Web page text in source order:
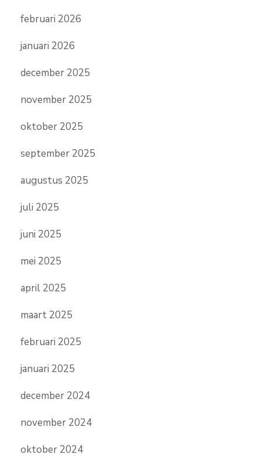
februari 2026
januari 2026
december 2025
november 2025
oktober 2025
september 2025
augustus 2025
juli 2025
juni 2025
mei 2025
april 2025
maart 2025
februari 2025
januari 2025
december 2024
november 2024
oktober 2024